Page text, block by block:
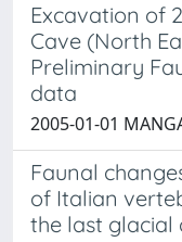
Excavation of
Cave (North
Preliminary
data
2005-01-01
Faunal
of Italian
the last glacial